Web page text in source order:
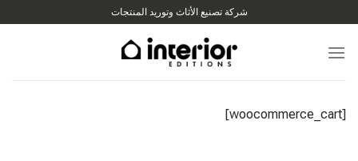
المحتوى
شركة تصنيع الأثاث وتوريد المنتجات
[woocommerce_cart]